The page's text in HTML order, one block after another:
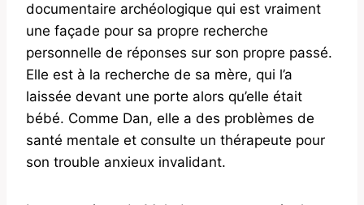
documentaire archéologique qui est vraiment
une façade pour sa propre recherche
personnelle de réponses sur son propre passé.
Elle est à la recherche de sa mère, qui l’a
laissée devant une porte alors qu’elle était
bébé. Comme Dan, elle a des problèmes de
santé mentale et consulte un thérapeute pour
son trouble anxieux invalidant.